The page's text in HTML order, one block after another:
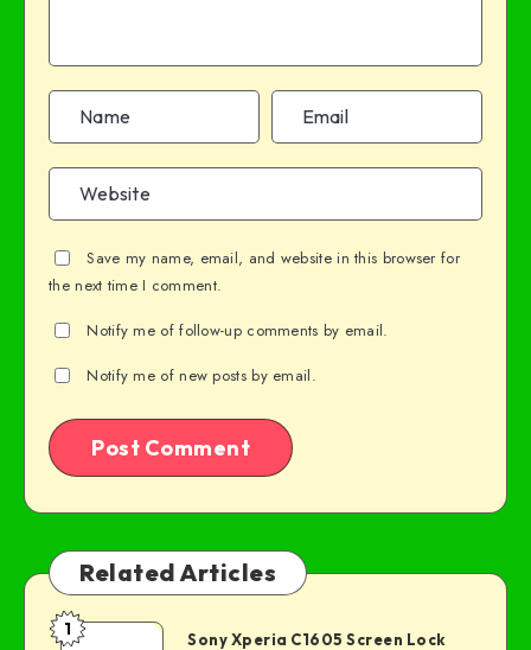
Save my name, email, and website in this browser for
the next time I comment.
Notify me of follow-up comments by email.
Notify me of new posts by email.
Related Articles
1
Sony Xperia C1605 Screen Lock